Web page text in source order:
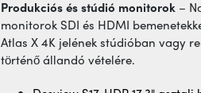
Produkciós és stúdió monitorok –
monitorok SDI és HDMI
Atlas X 4K jelének stúdióban vagy
történő állandó vételére.